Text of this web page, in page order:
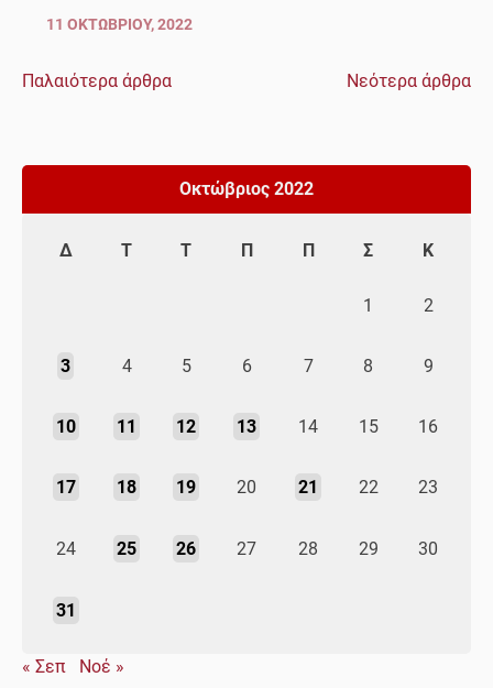
11 ΟΚΤΩΒΡΊΟΥ, 2022
Πλοήγηση
Παλαιότερα άρθρα Νεότερα άρθρα
Οκτώβριος 2022
Δ Τ Τ Π Π Σ Κ
1 2
3 4 5 6 7 8 9
10 11 12 13 14 15 16
17 18 19 20 21 22 23
24 25 26 27 28 29 30
31
« Σεπ Νοέ »